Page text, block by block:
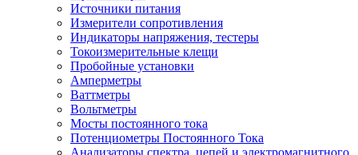
Источники питания
Измерители сопротивления
Индикаторы напряжения, тестеры
Токоизмерительные клещи
Пробойные установки
Амперметры
Ваттметры
Вольтметры
Мосты постоянного тока
Потенциометры Постоянного Тока
Анализаторы спектра, цепей и электромагнитного